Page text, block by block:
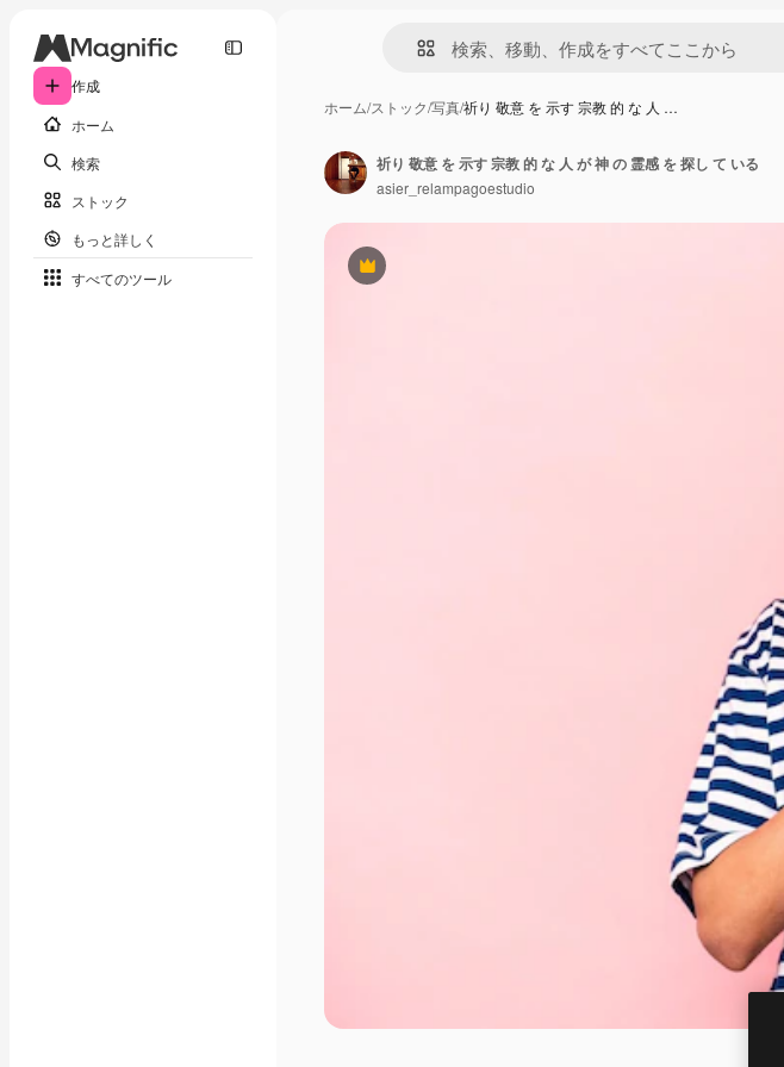
作成
ホーム
検索
ストック
もっと詳しく
すべてのツール
ホーム/ストック/写真/祈り 敬意 を 示す 宗教 的 な 人 …
Premium
祈り 敬意 を 示す 宗教 的 な 人 が 神 の 霊感 を 探し て いる
asier_relampagoestudio